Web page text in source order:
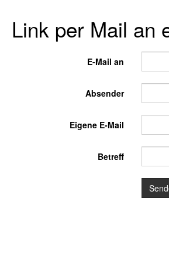
Link per Mail an
E-Mail an
Absender
Eigene E-Mail
Betreff